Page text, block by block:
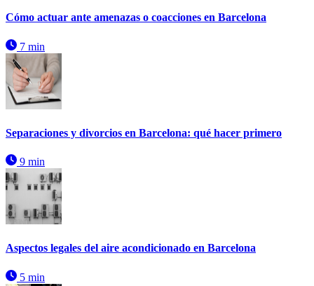
Cómo actuar ante amenazas o coacciones en Barcelona
7 min
Separaciones y divorcios en Barcelona: qué hacer primero
9 min
Aspectos legales del aire acondicionado en Barcelona
5 min